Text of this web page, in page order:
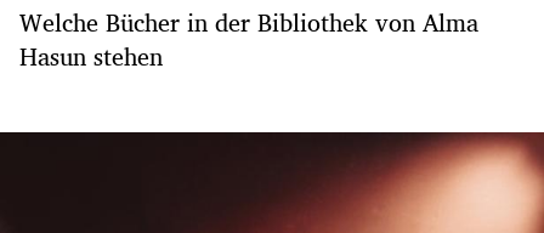
Welche Bücher in der Bibliothek von Alma
Hasun stehen